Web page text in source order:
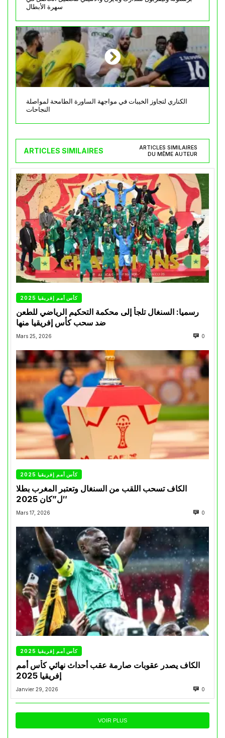
سهرة الأبطال
الكناري لتجاوز الخيبات في مواجهة الساورة الطامحة لمواصلة
النجاحات
ARTICLES SIMILAIRES
ARTICLES SIMILAIRES
DU MÊME AUTEUR
كأس أمم إفريقيا 2025
رسميا: السنغال تلجأ إلى محكمة التحكيم الرياضي للطعن
ضد سحب كأس إفريقيا منها
Mars 25, 2026 0
كأس أمم إفريقيا 2025
الكاف تسحب اللقب من السنغال وتعتبر المغرب بطلا
ل”كان 2025″
Mars 17, 2026 0
كأس أمم إفريقيا 2025
الكاف يصدر عقوبات صارمة عقب أحداث نهائي كأس أمم
إفريقيا 2025
Janvier 29, 2026 0
VOIR PLUS